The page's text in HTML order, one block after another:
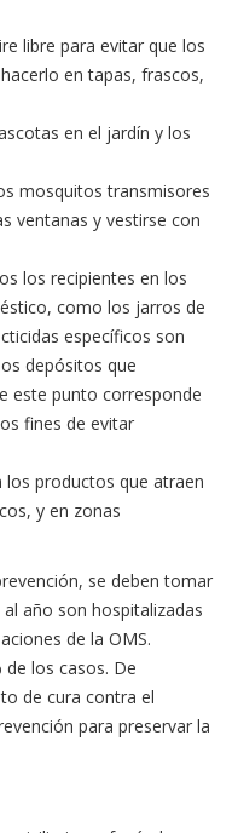
libre para evitar que los
en tapas, frascos,
en el jardín y los
mosquitos transmisores
ventanas y vestirse con
los recipientes en los
como los jarros de
específicos son
depósitos que
este punto corresponde
fines de evitar
productos que atraen
y en zonas
se deben tomar
año son hospitalizadas
de la OMS.
de los casos. De
de cura contra el
para preservar la